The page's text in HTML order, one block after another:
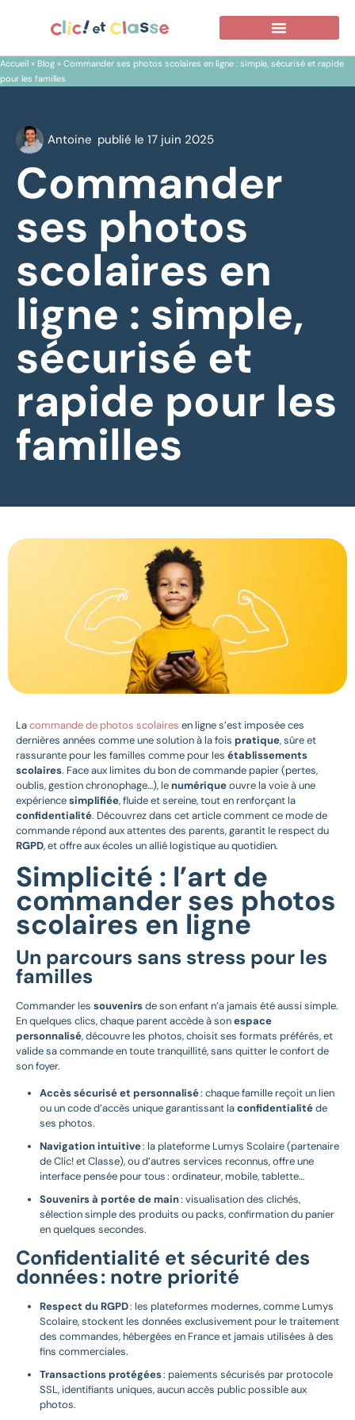
Accueil » Blog » Commander ses photos scolaires en ligne : simple, sécurisé et rapide
pour les familles
Antoine publié le 17 juin 2025
Commander
ses photos
scolaires en
ligne : simple,
sécurisé et
rapide pour les
familles
Lacommande de photos scolaires en ligne s’est imposée ces
dernières années comme une solution à la fois pratique, sûre et
rassurante pour les familles comme pour les établissements
scolaires. Face aux limites du bon de commande papier (pertes,
oublis, gestion chronophage…), lenumériqueouvre la voie à une
expériencesimplifiée, fluide et sereine, tout en renforçant la
confidentialité. Découvrez dans cet article comment ce mode de
commande répond aux attentes des parents, garantit le respect du
RGPD, et offre aux écoles un allié logistique au quotidien.
Simplicité : l’art de
commander ses photos
scolaires en ligne
Un parcours sans stress pour les
familles
Commander les souvenirsde son enfant n’a jamais été aussi simple.
En quelques clics, chaque parent accède à sonespace
personnalisé, découvre les photos, choisit ses formats préférés, et
valide sa commande en toute tranquillité, sans quitter le confort de
son foyer.
Accès sécurisé et personnalisé: chaque famille reçoit un lien
ou un code d’accès unique garantissant laconfidentialitéde
ses photos.
Navigation intuitive: la plateforme Lumys Scolaire (partenaire
de Clic! et Classe), ou d’autres services reconnus, offre une
interface pensée pour tous : ordinateur, mobile, tablette…
Souvenirs à portée de main: visualisation des clichés,
sélection simple des produits ou packs, confirmation du panier
en quelques secondes.
Confidentialité et sécurité des
données : notre priorité
Respect du RGPD: les plateformes modernes, comme Lumys
Scolaire, stockent les données exclusivement pour le traitement
des commandes, hébergées en France et jamais utilisées à des
fins commerciales.
Transactions protégées: paiements sécurisés par protocole
SSL, identifiants uniques, aucun accès public possible aux
photos.